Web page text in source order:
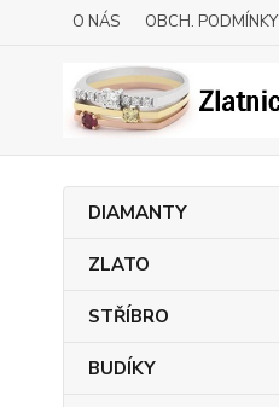
O NÁS OBCH. PODMÍNKY
DIAMANTY
ZLATO
STŘÍBRO
BUDÍKY